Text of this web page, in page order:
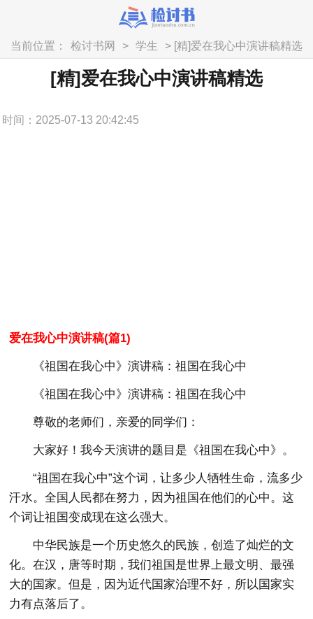
当前位置： 检讨书网 > 学生 > [精]爱在我心中演讲稿精选
[精]爱在我心中演讲稿精选
时间：2025-07-13 20:42:45
爱在我心中演讲稿(篇1)
《祖国在我心中》演讲稿：祖国在我心中
《祖国在我心中》演讲稿：祖国在我心中
尊敬的老师们，亲爱的同学们：
大家好！我今天演讲的题目是《祖国在我心中》。
“祖国在我心中”这个词，让多少人牺牲生命，流多少
汗水。全国人民都在努力，因为祖国在他们的心中。这
个词让祖国变成现在这么强大。
中华民族是一个历史悠久的民族，创造了灿烂的文
化。在汉，唐等时期，我们祖国是世界上最文明、最强
大的国家。但是，因为近代国家治理不好，所以国家实
力有点落后了。